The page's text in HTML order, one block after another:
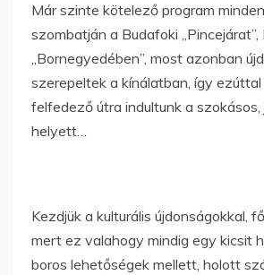
Már szinte kötelező program
szombatján a Budafoki
„Bornegyedében”, most azonban
szerepeltek a kínálatban, így ezúttal
felfedező útra indultunk a
helyett…
Kezdjük a kulturális újdonságokkal,
mert ez valahogy mindig egy kicsit
boros lehetőségek mellett, holott